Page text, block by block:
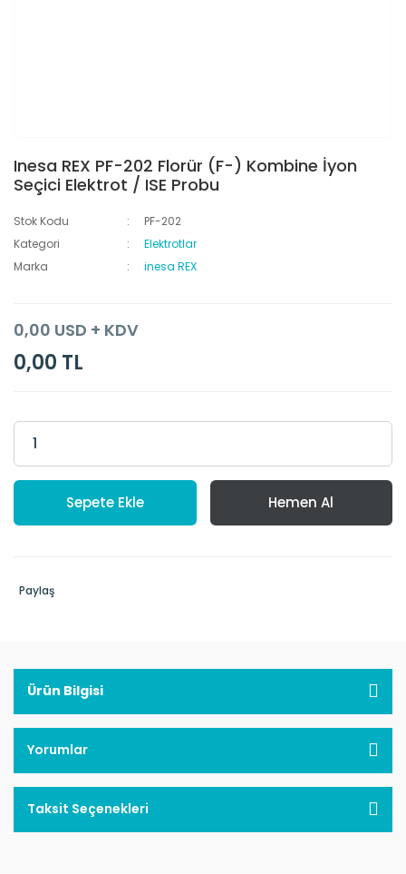
Inesa REX PF-202 Florür (F-) Kombine İyon
Seçici Elektrot / ISE Probu
Stok Kodu
PF-202
Kategori
Elektrotlar
Marka
inesa REX
0,00 USD + KDV
0,00 TL
Sepete Ekle Hemen Al
Paylaş
Ürün Bilgisi
Yorumlar
Taksit Seçenekleri